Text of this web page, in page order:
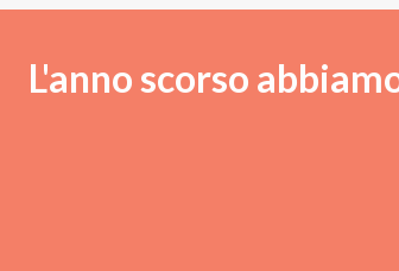
L'anno scorso